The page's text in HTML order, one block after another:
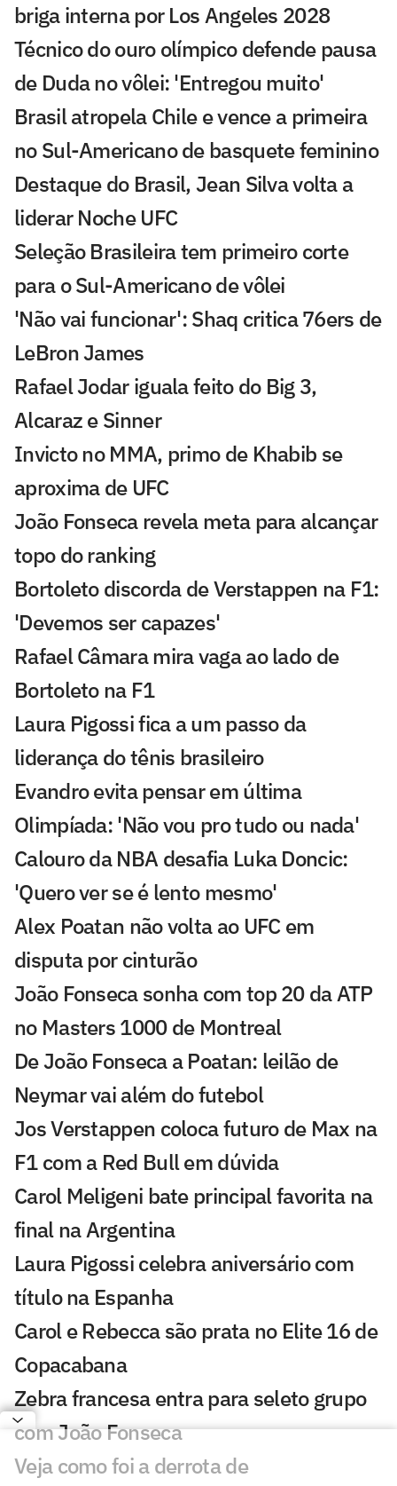
briga interna por Los Angeles 2028
Técnico do ouro olímpico defende pausa
de Duda no vôlei: 'Entregou muito'
Brasil atropela Chile e vence a primeira
no Sul-Americano de basquete feminino
Destaque do Brasil, Jean Silva volta a
liderar Noche UFC
Seleção Brasileira tem primeiro corte
para o Sul-Americano de vôlei
'Não vai funcionar': Shaq critica 76ers de
LeBron James
Rafael Jodar iguala feito do Big 3,
Alcaraz e Sinner
Invicto no MMA, primo de Khabib se
aproxima de UFC
João Fonseca revela meta para alcançar
topo do ranking
Bortoleto discorda de Verstappen na F1:
'Devemos ser capazes'
Rafael Câmara mira vaga ao lado de
Bortoleto na F1
Laura Pigossi fica a um passo da
liderança do tênis brasileiro
Evandro evita pensar em última
Olimpíada: 'Não vou pro tudo ou nada'
Calouro da NBA desafia Luka Doncic:
'Quero ver se é lento mesmo'
Alex Poatan não volta ao UFC em
disputa por cinturão
João Fonseca sonha com top 20 da ATP
no Masters 1000 de Montreal
De João Fonseca a Poatan: leilão de
Neymar vai além do futebol
Jos Verstappen coloca futuro de Max na
F1 com a Red Bull em dúvida
Carol Meligeni bate principal favorita na
final na Argentina
Laura Pigossi celebra aniversário com
título na Espanha
Carol e Rebecca são prata no Elite 16 de
Copacabana
Zebra francesa entra para seleto grupo
com João Fonseca
Veja como foi a derrota de